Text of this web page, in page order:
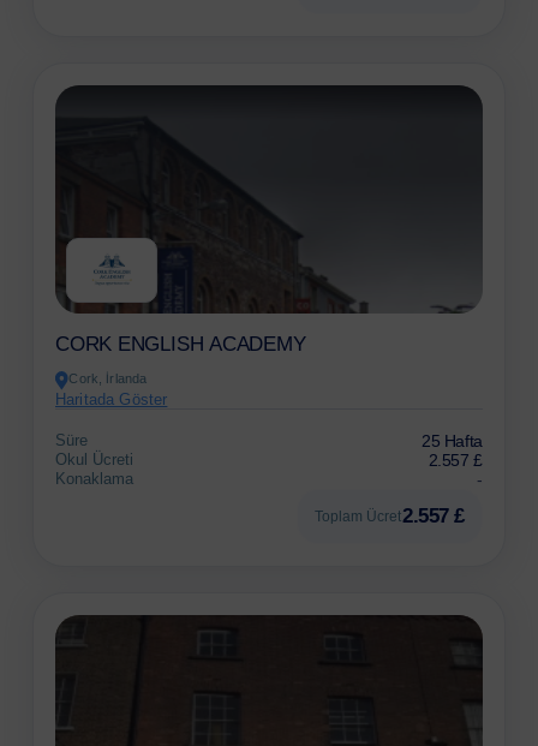
CORK ENGLISH ACADEMY
Cork, İrlanda
Haritada Göster
Süre 25 Hafta
Okul Ücreti 2.557 £
Konaklama -
Toplam Ücret2.557 £